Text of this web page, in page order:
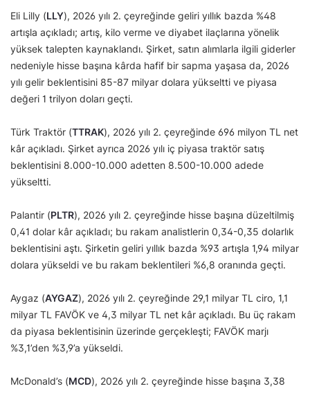
Eli Lilly (LLY), 2026 yılı 2. çeyreğinde geliri yıllık bazda %48
artışla açıkladı; artış, kilo verme ve diyabet ilaçlarına yönelik
yüksek talepten kaynaklandı. Şirket, satın alımlarla ilgili giderler
nedeniyle hisse başına kârda hafif bir sapma yaşasa da, 2026
yılı gelir beklentisini 85-87 milyar dolara yükseltti ve piyasa
değeri 1 trilyon doları geçti.
Türk Traktör (TTRAK), 2026 yılı 2. çeyreğinde 696 milyon TL net
kâr açıkladı. Şirket ayrıca 2026 yılı iç piyasa traktör satış
beklentisini 8.000-10.000 adetten 8.500-10.000 adede
yükseltti.
Palantir (PLTR), 2026 yılı 2. çeyreğinde hisse başına düzeltilmiş
0,41 dolar kâr açıkladı; bu rakam analistlerin 0,34-0,35 dolarlık
beklentisini aştı. Şirketin geliri yıllık bazda %93 artışla 1,94 milyar
dolara yükseldi ve bu rakam beklentileri %6,8 oranında geçti.
Aygaz (AYGAZ), 2026 yılı 2. çeyreğinde 29,1 milyar TL ciro, 1,1
milyar TL FAVÖK ve 4,3 milyar TL net kâr açıkladı. Bu üç rakam
da piyasa beklentisinin üzerinde gerçekleşti; FAVÖK marjı
%3,1’den %3,9’a yükseldi.
McDonald’s (MCD), 2026 yılı 2. çeyreğinde hisse başına 3,38